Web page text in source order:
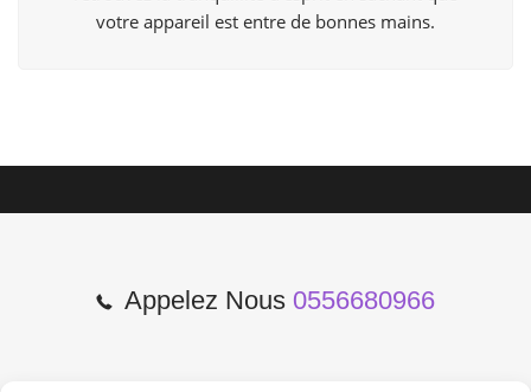
votre appareil est entre de bonnes mains.
Appelez Nous 0556680966